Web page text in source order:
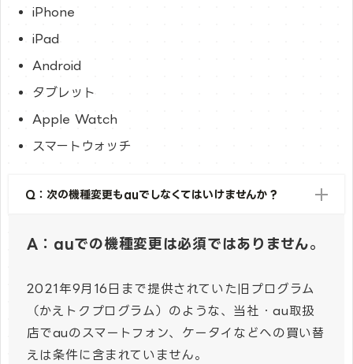
iPhone
iPad
Android
タブレット
Apple Watch
スマートウォッチ
Q：次の機種変更もauでしなくてはいけませんか？
A：auでの機種変更は必須ではありません。
2021年9月16日まで提供されていた旧プログラム
（かえトクプログラム）のような、当社・au取扱
店でauのスマートフォン、ケータイなどへの買い替
えは条件に含まれていません。